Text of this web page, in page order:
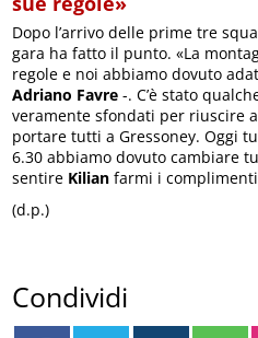
Dopo l’arrivo delle prime tre
gara ha fatto il punto. «La
regole e noi abbiamo dovuto
Adriano Favre -. C’è stato
veramente sfondati per riuscire
portare tutti a Gressoney. Oggi
6.30 abbiamo dovuto cambiare
sentire Kilian farmi i
(d.p.)
Condividi